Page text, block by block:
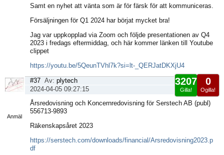
Samt en nyhet att vänta som är för färsk för att kommuniceras.
Försäljningen för Q1 2024 har börjat mycket bra!
Jag var uppkopplad via Zoom och följde presentationen av Q4
2023 i fredags eftermiddag, och här kommer länken till Youtube
clippet
https://youtu.be/5QeunTVhl7k?si=lt-_QERJatDKXjU4
Anmäl
0
Ogilla!
3207
Gilla!
#37 Av: plytech
2024-04-05 09:27:15
Årsredovisning och Koncernredovisning för Serstech AB (publ)
556713-9893
Räkenskapsåret 2023
https://serstech.com/downloads/financial/Arsredovisning2023.p
df